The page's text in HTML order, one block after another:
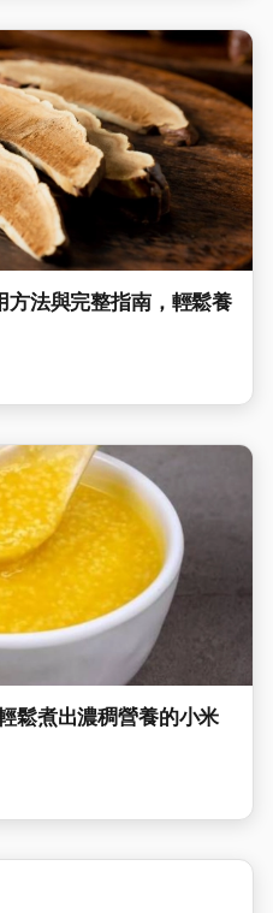
方法與完整指南，輕鬆養
鬆煮出濃稠營養的小米